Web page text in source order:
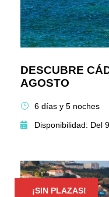
DESCUBRE
AGOSTO
6 días y 5 noches
Disponibilidad: Del
¡SIN PLAZAS!